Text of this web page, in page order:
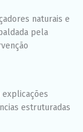
naturais e
pela
explicações
estruturadas